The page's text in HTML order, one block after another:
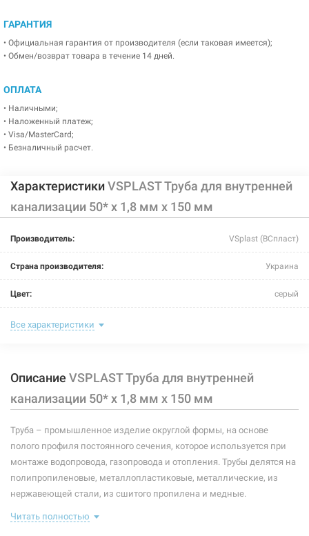
ГАРАНТИЯ
• Официальная гарантия от производителя (если таковая имеется);
• Обмен/возврат товара в течение 14 дней.
ОПЛАТА
• Наличными;
• Наложенный платеж;
• Visa/MasterCard;
• Безналичный расчет.
ХарактеристикиVSPLAST Труба для внутренней
канализации 50* х 1,8 мм х 150 мм
Производитель: VSplast (ВСпласт)
Страна производителя: Украина
Цвет: серый
Длина:
Тип подсоединения: раструбный
Толщина стенки:
Материал трубы: полипропилен
Все характеристики
Описание VSPLAST Труба для внутренней
канализации 50* х 1,8 мм х 150 мм
Труба – промышленное изделие округлой формы, на основе
полого профиля постоянного сечения, которое используется при
монтаже водопровода, газопровода и отопления. Трубы делятся на
полипропиленовые, металлопластиковые, металлические, из
нержавеющей стали, из сшитого пропилена и медные.
является труба. Поэтому, при выборе трубы, главным вопросом
Читать полностью